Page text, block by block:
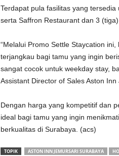
Terdapat pula fasilitas yang
serta Saffron Restaurant dan 3
“Melalui Promo Settle Staycation
terjangkau bagi tamu yang ingin
sangat cocok untuk weekday stay,
Assistant Director of Sales Aston Inn
Dengan harga yang kompetitif dan
ideal bagi tamu yang ingin
berkualitas di Surabaya. (acs)
TOPIK ASTON INN JEMURSARI SURABAYA